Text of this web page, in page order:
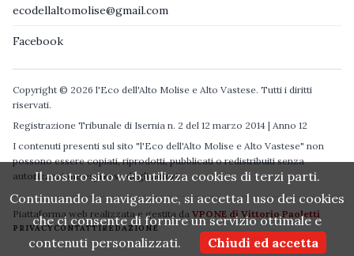
ecodellaltomolise@gmail.com
Facebook
Copyright © 2026 l'Eco dell'Alto Molise e Alto Vastese. Tutti i diritti
riservati.
Registrazione Tribunale di Isernia n. 2 del 12 marzo 2014 | Anno 12
I contenuti presenti sul sito "l'Eco dell'Alto Molise e Alto Vastese" non
possono essere copiati, riprodotti, pubblicati o redistribuiti senza
autorizzazione espressa degli autori.
Piattaforma web realizzata e gestita da VPONE di Vittorio Paoletti
PRIVACYCONTATTIREDAZIONE
Il nostro sito web utilizza cookies di terzi parti.
Continuando la navigazione, si accetta l uso dei cookies
che ci consente di fornire un servizio ottimale e
contenuti personalizzati.
Chiudi ed accetta